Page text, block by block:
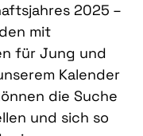
2025 –
mit
für Jung und
Kalender
die Suche
und sich so